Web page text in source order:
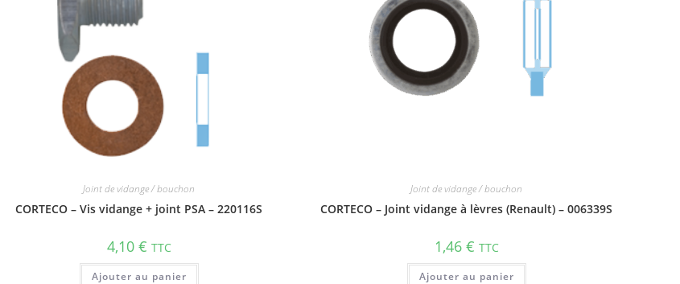
Joint de vidange / bouchon
CORTECO – Vis vidange + joint PSA – 220116S
4,10 € TTC
Ajouter au panier
Joint de vidange / bouchon
CORTECO – Joint vidange à lèvres (Renault) – 006339S
1,46 € TTC
Ajouter au panier